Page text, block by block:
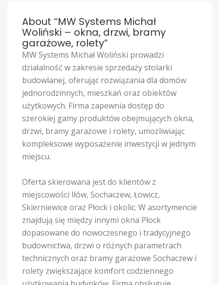
About “MW Systems Michał
Woliński – okna, drzwi, bramy
garażowe, rolety”
MW Systems Michał Woliński prowadzi
działalność w zakresie sprzedaży stolarki
budowlanej, oferując rozwiązania dla domów
jednorodzinnych, mieszkań oraz obiektów
użytkowych. Firma zapewnia dostęp do
szerokiej gamy produktów obejmujących okna,
drzwi, bramy garażowe i rolety, umożliwiając
kompleksowe wyposażenie inwestycji w jednym
miejscu.
Oferta skierowana jest do klientów z
miejscowości Iłów, Sochaczew, Łowicz,
Skierniewice oraz Płock i okolic. W asortymencie
znajdują się między innymi okna Płock
dopasowane do nowoczesnego i tradycyjnego
budownictwa, drzwi o różnych parametrach
technicznych oraz bramy garażowe Sochaczew i
rolety zwiększające komfort codziennego